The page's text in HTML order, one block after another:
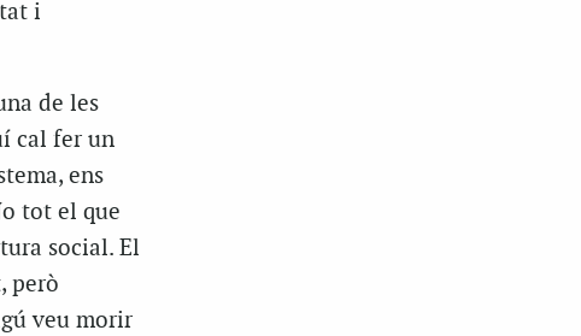
i
de les
cal fer un
ens
tot el que
social. El
però
veu morir